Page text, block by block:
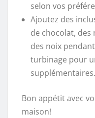
selon vos
Ajoutez des
de chocolat, des
des noix
turbinage pour
supplémentaires.
Bon appétit avec
maison!